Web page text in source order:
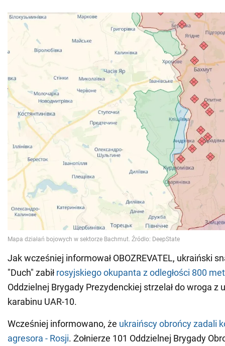
Jak wcześniej informował OBOZREVATEL, ukraiński
"Duch" zabił rosyjskiego okupanta z odległości 800
Oddzielnej Brygady Prezydenckiej strzelał do wroga z
karabinu UAR-10.
Wcześniej informowano, że ukraińscy obrońcy zadali
agresora - Rosji. Żołnierze 101 Oddzielnej Brygady